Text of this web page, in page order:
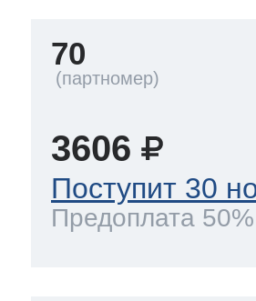
70
3606
Поступит 30
Предоплата 50%